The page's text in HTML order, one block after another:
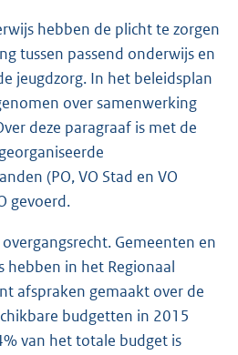
hebben de plicht te zorgen
tussen passend onderwijs en
jeugdzorg. In het beleidsplan
over samenwerking
deze paragraaf is met de
(PO, VO Stad en VO
gevoerd.
Gemeenten en
hebben in het Regionaal
afspraken gemaakt over de
budgetten in 2015
van het totale budget is